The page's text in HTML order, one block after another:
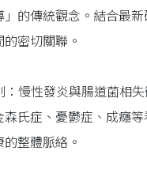
的傳統觀念。結合最
密切關聯。
：慢性發炎與腸道菌相
氏症、憂鬱症、成癮
整體脈絡。